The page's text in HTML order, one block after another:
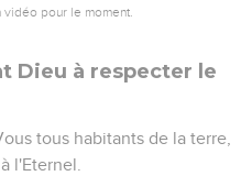
pour le moment.
Dieu à respecter le
tous habitants de la terre,
l'Eternel.